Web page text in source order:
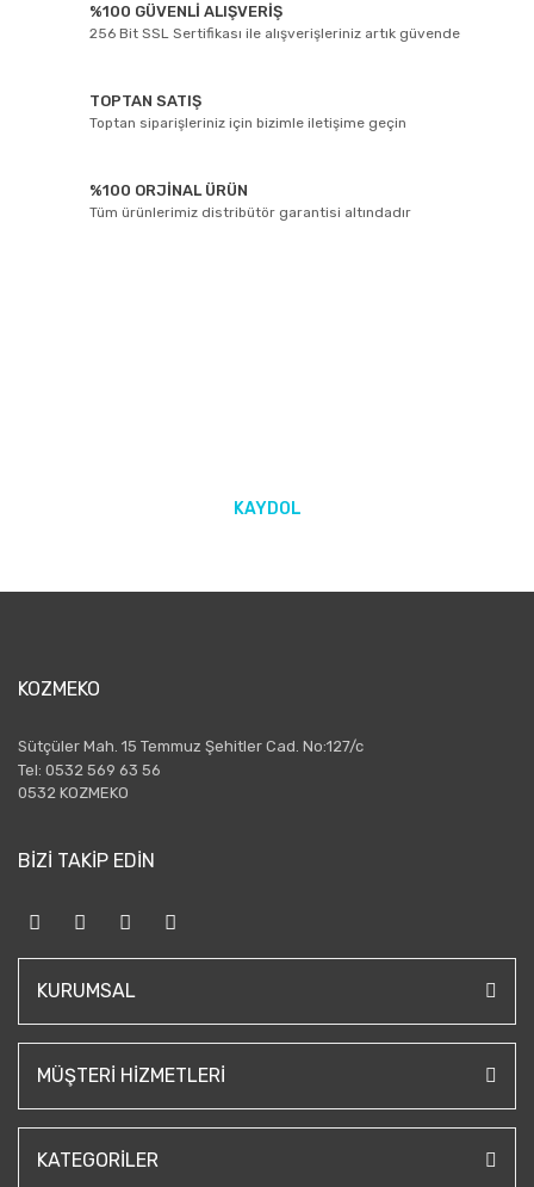
%100 GÜVENLİ ALIŞVERİŞ
256 Bit SSL Sertifikası ile alışverişleriniz artık güvende
TOPTAN SATIŞ
Toptan siparişleriniz için bizimle iletişime geçin
%100 ORJİNAL ÜRÜN
Tüm ürünlerimiz distribütör garantisi altındadır
KAYDOL
KOZMEKO
Sütçüler Mah. 15 Temmuz Şehitler Cad. No:127/c
Tel: 0532 569 63 56
0532 KOZMEKO
BİZİ TAKİP EDİN
KURUMSAL
MÜŞTERI HIZMETLERI
KATEGORILER